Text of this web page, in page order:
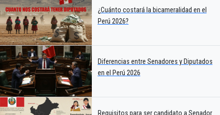
¿Cuánto costará la bicameralidad en el
Perú 2026?
Diferencias entre Senadores y Diputados
en el Perú 2026
Requisitos para ser candidato a Senador